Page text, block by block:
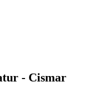
- Cismar